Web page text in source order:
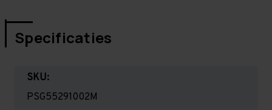
Specificaties
SKU:
PSG55291002M